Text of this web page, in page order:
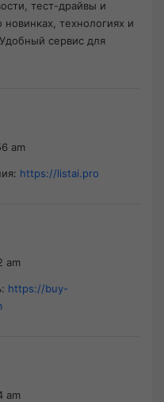
тест-драйвы и
новинках, технологиях и
сервис для
am
https://listai.pro
am
https://buy-
am